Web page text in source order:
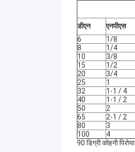
डीएन एनपीएस
6
1/8
8
1/4
10
3/8
15
1/2
20
3/4
25
1
32
1-1 / 4
40
1-1 / 2
50
2
65
2-1 / 2
80
3
100
4
90 डिग्री कोहनी पिरोया